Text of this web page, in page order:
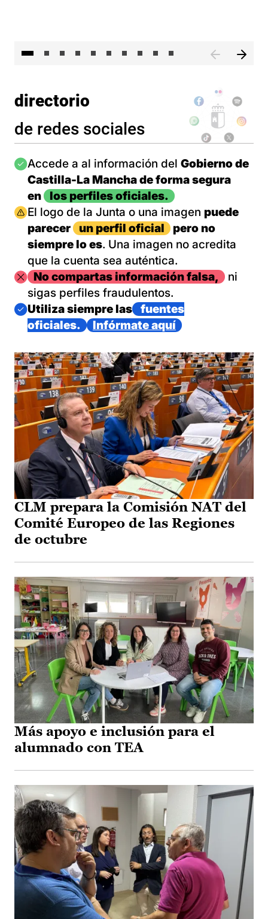
directorio
de redes sociales
Imagen
Accede a al información del Gobierno de
Castilla-La Mancha de forma segura
en
los perfiles oficiales.
Imagen
El logo de la Junta o una imagen puede
parecer
un perfil oficial
pero no
siempre lo es. Una imagen no acredita
que la cuenta sea auténtica.
ImagenNo compartas información falsa,
ni
sigas perfiles fraudulentos.
Imagen
Utiliza siempre las
fuentes
oficiales.
Infórmate aquí
CLM prepara la Comisión NAT del
Comité Europeo de las Regiones
de octubre
Más apoyo e inclusión para el
alumnado con TEA